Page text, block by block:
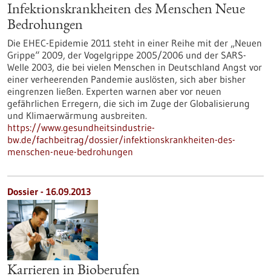
Infektionskrankheiten des Menschen Neue
Bedrohungen
Die EHEC-Epidemie 2011 steht in einer Reihe mit der „Neuen
Grippe“ 2009, der Vogelgrippe 2005/2006 und der SARS-
Welle 2003, die bei vielen Menschen in Deutschland Angst vor
einer verheerenden Pandemie auslösten, sich aber bisher
eingrenzen ließen. Experten warnen aber vor neuen
gefährlichen Erregern, die sich im Zuge der Globalisierung
und Klimaerwärmung ausbreiten.
https://www.gesundheitsindustrie-
bw.de/fachbeitrag/dossier/infektionskrankheiten-des-
menschen-neue-bedrohungen
Dossier - 16.09.2013
Karrieren in Bioberufen